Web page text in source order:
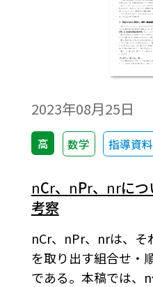
2023年08月25日
高 数学 指導資料
nCr、 nPr、 nrにつ
考察
nCr、nPr、nrは、そ
を取り出す組合せ・
である。本稿では、